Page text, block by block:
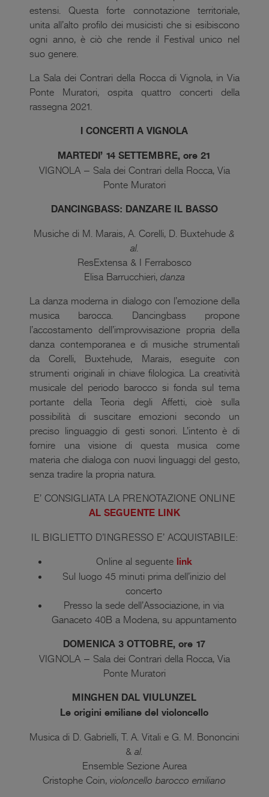
estensi. Questa forte connotazione territoriale,
unita all’alto profilo dei musicisti che si esibiscono
ogni anno, è ciò che rende il Festival unico nel
suo genere.
La Sala dei Contrari della Rocca di Vignola, in Via
Ponte Muratori, ospita quattro concerti della
rassegna 2021.
I CONCERTI A VIGNOLA
MARTEDI’ 14 SETTEMBRE, ore 21
VIGNOLA – Sala dei Contrari della Rocca, Via
Ponte Muratori
DANCINGBASS: DANZARE IL BASSO
Musiche di M. Marais, A. Corelli, D. Buxtehude&
al.
ResExtensa & I Ferrabosco
Elisa Barrucchieri,danza
La danza moderna in dialogo con l’emozione della
musica barocca. Dancingbass propone
l’accostamento dell’improvvisazione propria della
danza contemporanea e di musiche strumentali
da Corelli, Buxtehude, Marais, eseguite con
strumenti originali in chiave filologica. La creatività
musicale del periodo barocco si fonda sul tema
portante della Teoria degli Affetti, cioè sulla
possibilità di suscitare emozioni secondo un
preciso linguaggio di gesti sonori. L’intento è di
fornire una visione di questa musica come
materia che dialoga con nuovi linguaggi del gesto,
senza tradire la propria natura.
E’ CONSIGLIATA LA PRENOTAZIONE ONLINE
AL SEGUENTE LINK
IL BIGLIETTO D’INGRESSO E’ ACQUISTABILE:
Online al seguente link
Sul luogo 45 minuti prima dell’inizio del
concerto
Presso la sede dell’Associazione, in via
Ganaceto 40B a Modena, su appuntamento
DOMENICA 3 OTTOBRE, ore 17
VIGNOLA – Sala dei Contrari della Rocca, Via
Ponte Muratori
MINGHEN DAL VIULUNZEL
Le origini emiliane del violoncello
Musica di D. Gabrielli, T. A. Vitali e G. M. Bononcini
& al.
Ensemble Sezione Aurea
Cristophe Coin,violoncello barocco emiliano